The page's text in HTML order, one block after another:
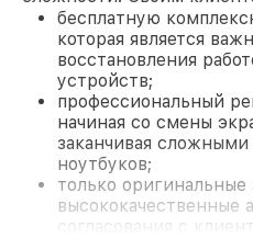
бесплатную
которая является
восстановления
устройств;
профессиональный
начиная со смены
заканчивая
ноутбуков;
только оригинальные
высококачественные
согласования с